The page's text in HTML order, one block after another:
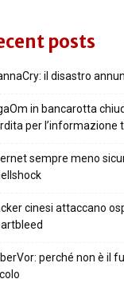
posts
il disastro
in bancarotta
per l’informazione
sempre meno
cinesi attaccano
perché non è il